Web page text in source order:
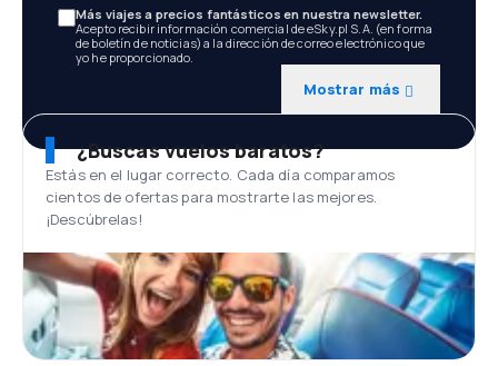
Más viajes a precios fantásticos en nuestra newsletter.
Acepto recibir información comercial de eSky.pl S.A. (en forma
de boletín de noticias) a la dirección de correo electrónico que
yo he proporcionado.
Mostrar más
¿Buscas vuelos baratos?
Estás en el lugar correcto. Cada día comparamos
cientos de ofertas para mostrarte las mejores.
¡Descúbrelas!